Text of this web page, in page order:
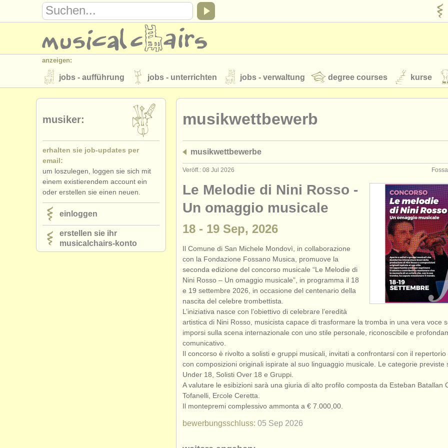
anzeigen:
jobs - aufführung jobs - unterrichten jobs - verwaltung degree courses kurse
instrumentenverkauf gestohlene instrumente
verzeichnisse:
musikhochschulen
musicalchairs:
über musicalchairs kontakt rss feeds
verlage:
anzeige veröffentlichen find out about our ATS faq
musikwettbewerb
musikwettbewerbe
Veröff.: 08 Jul 2026
Le Melodie di Nini Rosso -
Un omaggio musicale
18 - 19 Sep, 2026
Il Comune di San Michele Mondovì, in collaborazione
con la Fondazione Fossano Musica, promuove la
seconda edizione del concorso musicale “Le Melodie di
Nini Rosso – Un omaggio musicale”, in programma il 18
e 19 settembre 2026, in occasione del centenario della
nascita del celebre trombettista.
L’iniziativa nasce con l’obiettivo di celebrare l’eredità
artistica di Nini Rosso, musicista capace di trasformare la tromba in una vera voce
imporsi sulla scena internazionale con uno stile personale, riconoscibile e
comunicativo.
Il concorso è rivolto a solisti e gruppi musicali, invitati a confrontarsi con il repertorio
con composizioni originali ispirate al suo linguaggio musicale. Le categorie previste
Under 18, Solisti Over 18 e Gruppi.
A valutare le esibizioni sarà una giuria di alto profilo composta da Esteban Batallan
Tofanelli, Ercole Ceretta.
Il montepremi complessivo ammonta a € 7.000,00.
bewerbungsschluss: 05 Sep 2026
musiker:
erhalten sie job-updates per
email:
um loszulegen, loggen sie sich mit
einem existierendem account ein
oder erstellen sie einen neuen.
einloggen
erstellen sie ihr
musicalchairs-konto